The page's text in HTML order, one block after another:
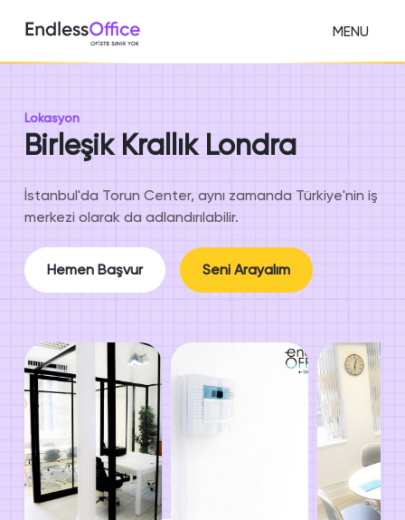
MENU
Lokasyon
Birleşik Krallık Londra
İstanbul'da Torun Center, aynı zamanda Türkiye'nin iş
merkezi olarak da adlandırılabilir.
Hemen Başvur Seni Arayalım